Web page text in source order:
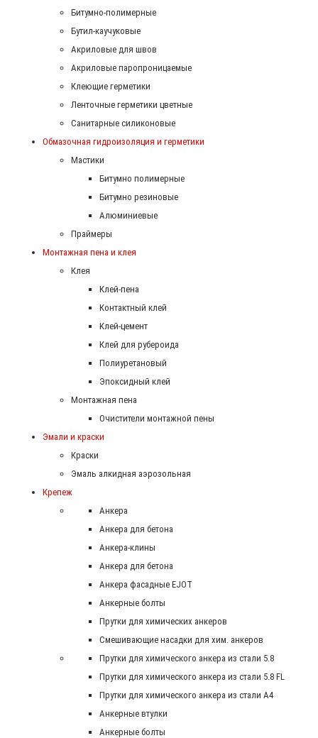
Битумно-полимерные
Бутил-каучуковые
Акриловые для швов
Акриловые паропроницаемые
Клеющие герметики
Ленточные герметики цветные
Санитарные силиконовые
Обмазочная гидроизоляция и герметики
Мастики
Битумно полимерные
Битумно резиновые
Алюминиевые
Праймеры
Монтажная пена и клея
Клея
Клей-пена
Контактный клей
Клей-цемент
Клей для рубероида
Полиуретановый
Эпоксидный клей
Монтажная пена
Очистители монтажной пены
Эмали и краски
Краски
Эмаль алкидная аэрозольная
Крепеж
Анкера
Анкера для бетона
Анкера-клины
Анкера для бетона
Анкера фасадные EJOT
Анкерные болты
Прутки для химических анкеров
Смешивающие насадки для хим. анкеров
Прутки для химического анкера из стали 5.8
Прутки для химического анкера из стали 5.8 FL
Прутки для химического анкера из стали А4
Анкерные втулки
Анкерные болты